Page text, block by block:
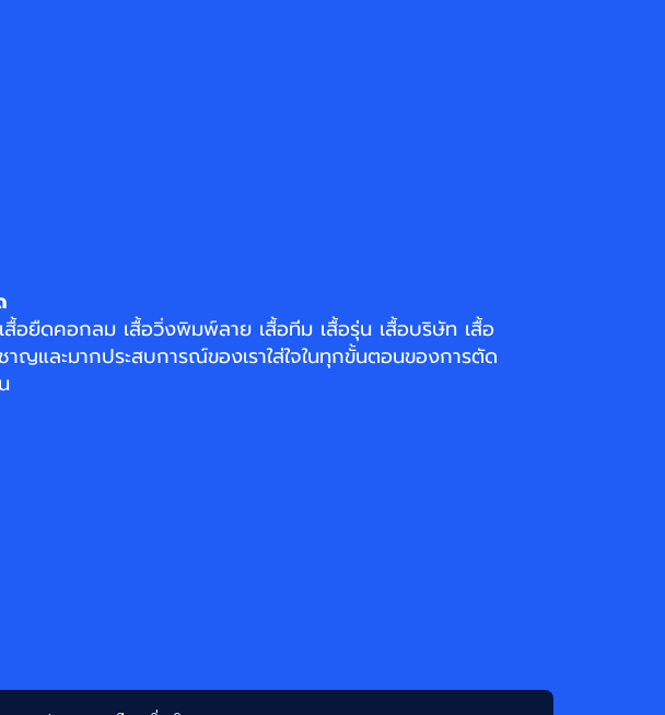
เสื้อยืดคอกลม เสื้อวิ่งพิมพ์ลาย เสื้อทีม เสื้อรุ่น เสื้อบริษัท เสื้อ
และมากประสบการณ์ของเราใส่ใจในทุกขั้นตอนของการตัด